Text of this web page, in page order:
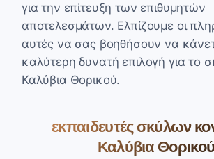
για την επίτευξη των επιθυμητών
αποτελεσμάτων. Ελπίζουμε οι
αυτές να σας βοηθήσουν να
καλύτερη δυνατή επιλογή για το
Καλύβια Θορικού.
εκπαιδευτές σκύλων
Καλύβια Θορικού